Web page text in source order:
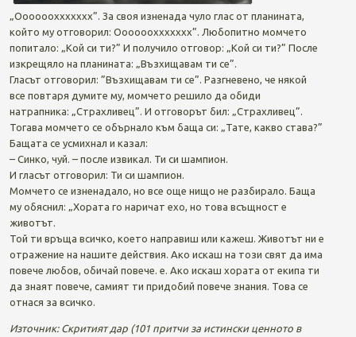
„Ооооооххххххх”. За своя изненада чуло глас от планината,
който му отговорил: Ооооооххххххх”. Любопитно момчето
попитало: „Кой си ти?” И получило отговор: „Кой си ти?” После
изкрещяло на планината: „Възхищавам ти се”.
Гласът отговорил: ”Възхищавам ти се”. Разгневено, че някой
все повтаря думите му, момчето решило да обиди
натрапника: „Страхливец”. И отговорът бил: „Страхливец”.
Тогава момчето се обърнало към баща си: „Тате, какво става?”
Бащата се усмихнал и казал:
– Синко, чуй. – после извикал. Ти си шампион.
И гласът отговорил: Ти си шампион.
Момчето се изненадало, но все още нищо не разбирало. Баща
му обяснил: „Хората го наричат ехо, но това всъщност е
животът.
Той ти връща всичко, което направиш или кажеш. Животът ни е
отражение на нашите действия. Ако искаш на този свят да има
повече любов, обичай повече. е. Ако искаш хората от екипа ти
да знаят повече, самият ти придобий повече знания. Това се
отнася за всичко.
Източник: Скритият дар (101 притчи за истински ценното в